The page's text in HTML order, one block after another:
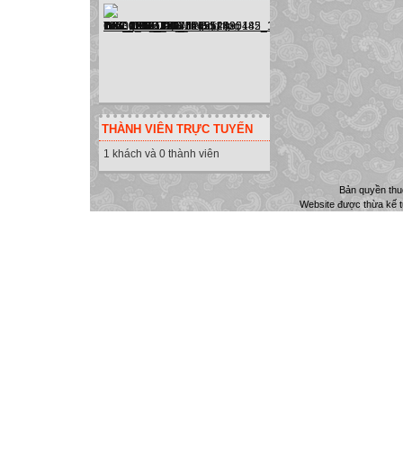
THÀNH VIÊN TRỰC TUYẾN
1 khách và 0 thành viên
Bản quyền
Website được thừa kế